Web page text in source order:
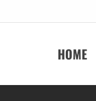
HOME